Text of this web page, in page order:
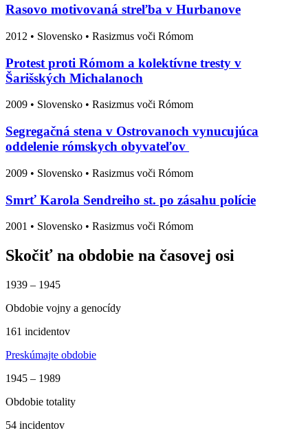
Rasovo motivovaná streľba v Hurbanove
2012 • Slovensko • Rasizmus voči Rómom
Protest proti Rómom a kolektívne tresty v
Šarišských Michalanoch
2009 • Slovensko • Rasizmus voči Rómom
Segregačná stena v Ostrovanoch vynucujúca
oddelenie rómskych obyvateľov
2009 • Slovensko • Rasizmus voči Rómom
Smrť Karola Sendreiho st. po zásahu polície
2001 • Slovensko • Rasizmus voči Rómom
Skočiť na obdobie na časovej osi
1939 – 1945
Obdobie vojny a genocídy
161 incidentov
Preskúmajte obdobie
1945 – 1989
Obdobie totality
54 incidentov